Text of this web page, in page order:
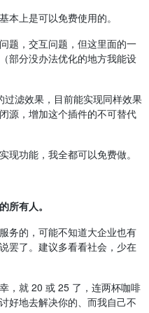
本上是可以免费使用的。
题，交互问题，但这里面的一
部分没办法优化的地方我能设
滤效果，目前能实现同样效果
源，增加这个插件的不可替代
现功能，我全都可以免费做。
所有人。
务的，可能不知道大企业也有
罢了。建议多看看社会，少在
，就 20 或 25 了，连两杯咖啡
好地去解决你的、而我自己不